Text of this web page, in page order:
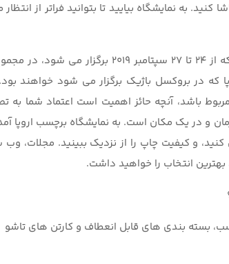
کنید. به نمایشگاه بیایید تا بتوانید فراتر از
که در بروکسل باژیک برگزار می شود خواهند بود.
باشد، آنچه حائز اهمیت است اعتماد شما
و در یک مکان است. به نمایشگاه برچسب اروپا
کنید، و کیفیت چاپ را از نزدیک ببینید. مجلات،
بهترین انتخاب را خواهید داشت.
بسته بندی های قابل انعطاف و کارتن های تاشو